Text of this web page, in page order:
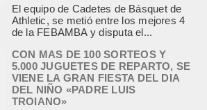
El equipo de Cadetes de Básquet de
Athletic, se metió entre los mejores 4
de la FEBAMBA y disputa el...
CON MAS DE 100 SORTEOS Y
5.000 JUGUETES DE REPARTO, SE
VIENE LA GRAN FIESTA DEL DIA
DEL NIÑO «PADRE LUIS
TROIANO»